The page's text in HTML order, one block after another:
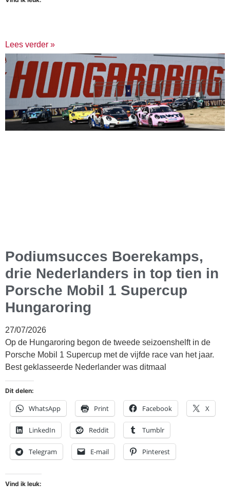
Lees verder »
Podiumsucces Boerekamps,
drie Nederlanders in top tien in
Porsche Mobil 1 Supercup
Hungaroring
27/07/2026
Op de Hungaroring begon de tweede seizoenshelft in de
Porsche Mobil 1 Supercup met de vijfde race van het jaar.
Best geklasseerde Nederlander was ditmaal
Dit delen:
WhatsApp Print Facebook X
LinkedIn Reddit Tumblr
Telegram E-mail Pinterest
Vind ik leuk: